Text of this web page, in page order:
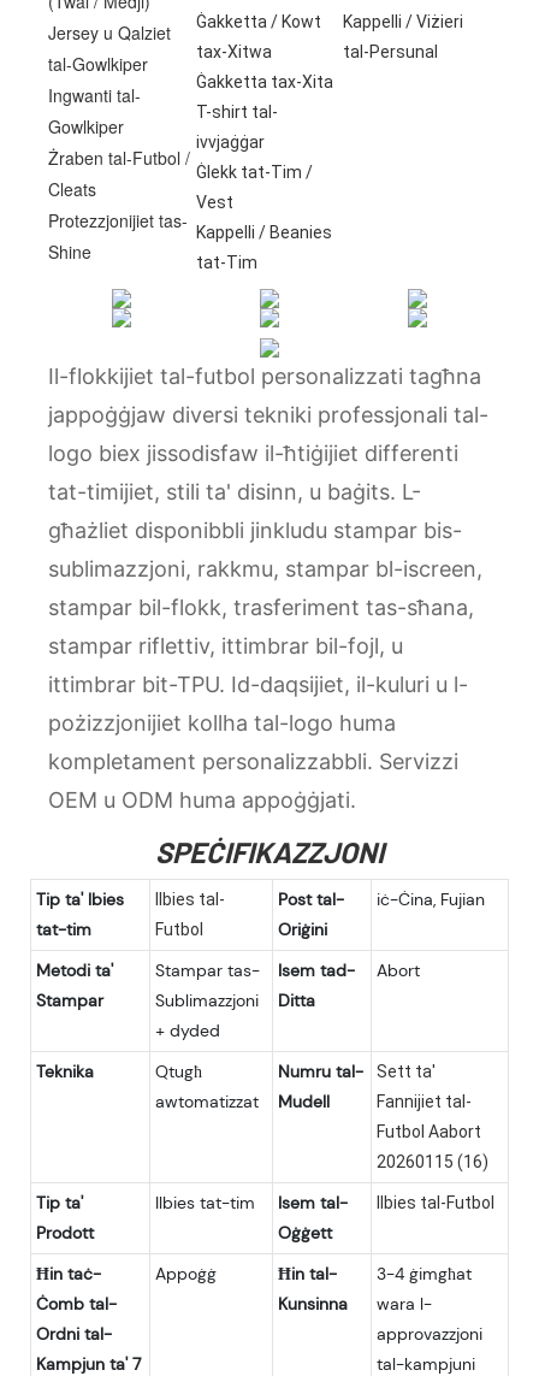
Jersey u Qalziet
tal-Gowlkiper
Ingwanti tal-
Gowlkiper
Żraben tal-Futbol /
Cleats
Protezzjonijiet tas-
Shine
Ġakketta / Kowt
tax-Xitwa
Ġakketta tax-Xita
T-shirt tal-
ivvjaġġar
Ġlekk tat-Tim /
Vest
Kappelli / Beanies
tat-Tim
Kappelli / Viżieri
tal-Persunal
Il-flokkijiet tal-futbol personalizzati tagħna
jappoġġjaw diversi tekniki professjonali tal-
logo biex jissodisfaw il-ħtiġijiet differenti
tat-timijiet, stili ta' disinn, u baġits. L-
għażliet disponibbli jinkludu stampar bis-
sublimazzjoni, rakkmu, stampar bl-iscreen,
stampar bil-flokk, trasferiment tas-sħana,
stampar riflettiv, ittimbrar bil-fojl, u
ittimbrar bit-TPU. Id-daqsijiet, il-kuluri u l-
pożizzjonijiet kollha tal-logo huma
kompletament personalizzabbli. Servizzi
OEM u ODM huma appoġġjati.
SPEĊIFIKAZZJONI
Tip ta' lbies
tat-tim
Ilbies tal-
Futbol
Post tal-
Oriġini
iċ-Ċina, Fujian
Metodi ta'
Stampar
Stampar tas-
Sublimazzjoni
+ dyded
Isem tad-
Ditta
Abort
Teknika
Qtugħ
awtomatizzat
Numru tal-
Mudell
Sett ta'
Fannijiet tal-
Futbol Aabort
20260115 (16)
Tip ta'
Prodott
Ilbies tat-tim
Isem tal-
Oġġett
Ilbies tal-Futbol
Ħin taċ-
Ċomb tal-
Ordni tal-
Kampjun ta' 7
Appoġġ
Ħin tal-
Kunsinna
3-4 ġimgħat
wara l-
approvazzjoni
tal-kampjuni